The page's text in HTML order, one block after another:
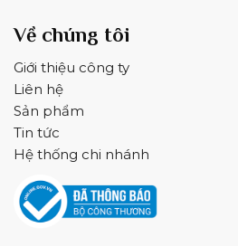
Về chúng tôi
Giới thiệu công ty
Liên hệ
Sản phẩm
Tin tức
Hệ thống chi nhánh